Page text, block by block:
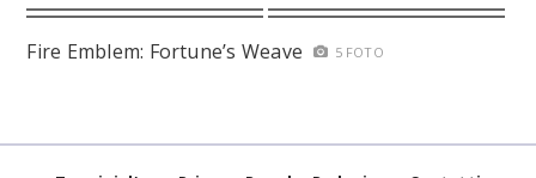
Fire Emblem: Fortune’s Weave 5 FOTO